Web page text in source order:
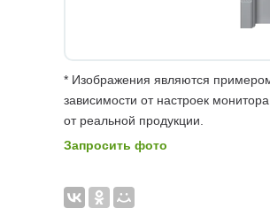
* Изображения являются
зависимости от настроек
от реальной продукции.
Запросить фото